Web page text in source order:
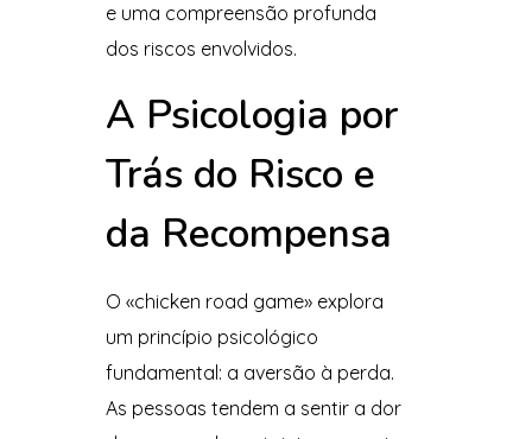
e uma compreensão profunda
dos riscos envolvidos.
A Psicologia por
Trás do Risco e
da Recompensa
O «chicken road game» explora
um princípio psicológico
fundamental: a aversão à perda.
As pessoas tendem a sentir a dor